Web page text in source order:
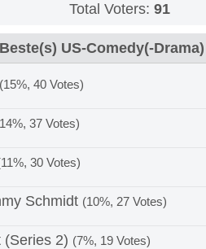
Total Voters: 91
Beste(s) US-Comedy(-
(15%, 40 Votes)
37 Votes)
30 Votes)
Schmidt (10%, 27 Votes)
(Series 2) (7%, 19 Votes)